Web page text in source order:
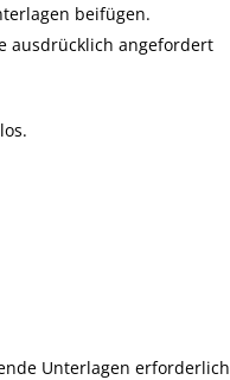
beifügen.
ausdrücklich angefordert
Unterlagen erforderlich